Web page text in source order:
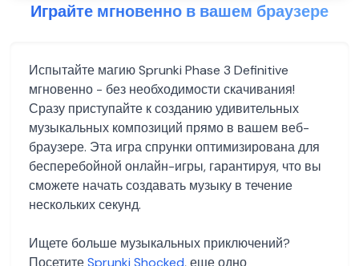
Играйте мгновенно в вашем браузере
Испытайте магию Sprunki Phase 3 Definitive
мгновенно - без необходимости скачивания!
Сразу приступайте к созданию удивительных
музыкальных композиций прямо в вашем веб-
браузере. Эта игра спрунки оптимизирована для
бесперебойной онлайн-игры, гарантируя, что вы
сможете начать создавать музыку в течение
нескольких секунд.
Ищете больше музыкальных приключений?
ПосетитеSprunki Shocked, еще одно